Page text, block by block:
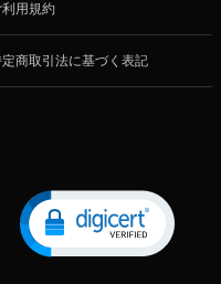
利用規約
商取引法に基づく表記